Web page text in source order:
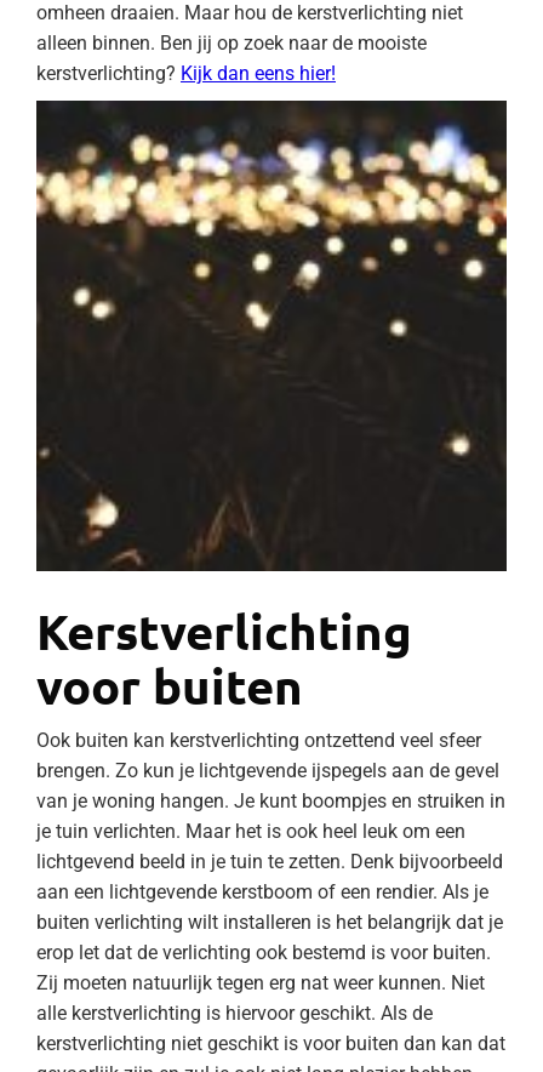
omheen draaien. Maar hou de kerstverlichting niet
alleen binnen. Ben jij op zoek naar de mooiste
kerstverlichting? Kijk dan eens hier!
Kerstverlichting
voor buiten
Ook buiten kan kerstverlichting ontzettend veel sfeer
brengen. Zo kun je lichtgevende ijspegels aan de gevel
van je woning hangen. Je kunt boompjes en struiken in
je tuin verlichten. Maar het is ook heel leuk om een
lichtgevend beeld in je tuin te zetten. Denk bijvoorbeeld
aan een lichtgevende kerstboom of een rendier. Als je
buiten verlichting wilt installeren is het belangrijk dat je
erop let dat de verlichting ook bestemd is voor buiten.
Zij moeten natuurlijk tegen erg nat weer kunnen. Niet
alle kerstverlichting is hiervoor geschikt. Als de
kerstverlichting niet geschikt is voor buiten dan kan dat